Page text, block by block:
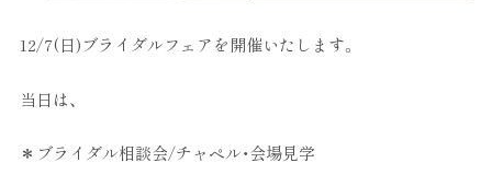
12/7(日)ブライダルフェアを開催いたします。
当日は、
＊ブライダル相談会/チャペル・会場見学